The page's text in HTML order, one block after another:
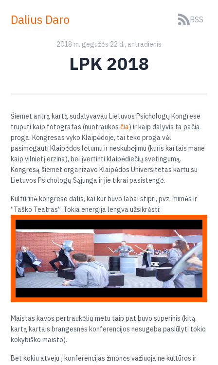
Dalius Daro RSS
2018 m. gegužės 22 d., antradienis
LPK 2018
Šiemet antrą kartą sudalyvavau Lietuvos Psichologų Kongrese
truputi kaip fotografas (nuotraukos čia) ir kaip dalyvis ta pačia
proga. Kongresas vyko Klaipėdoje, tai teko proga vėl
pasimėgauti Klaipėdos lėtumu ir neskubėjimu (kuris kartais mane
kaip vilnietį erzina), bei įvertinti klaipėdiečių svetingumą.
Kongresą šiemet organizavo Klaipėdos Universitetas kartu su
Lietuvos Psichologų Sąjunga ir jie tikrai pasistengė.
Kultūrinė kongreso dalis, kai kur buvo labai stipri, pvz. mimės ir
“Taško Teatras”. Tokia energija lengva užsikrėsti:
Maistas kavos pertraukėlių metu taip pat buvo superinis (kitą
kartą kartais brangesnės konferencijos nesugeba pasiūlyti tokio
kokybiško maisto).
Bet kokiu atveju į konferencijas žmonės važiuoja ne kultūros ir